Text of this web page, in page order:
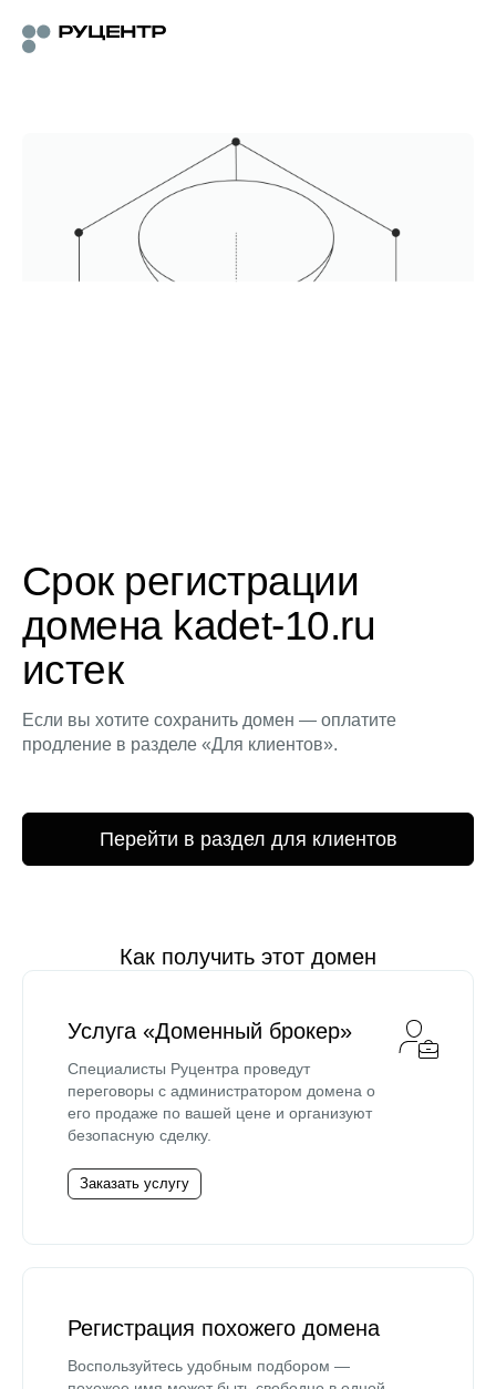
Срок регистрации
домена kadet-10.ru
истек
Если вы хотите сохранить домен — оплатите
продление в разделе «Для клиентов».
Перейти в раздел для клиентов
Как получить этот домен
Услуга «Доменный брокер»
Специалисты Руцентра проведут
переговоры с администратором домена о
его продаже по вашей цене и организуют
безопасную сделку.
Заказать услугу
Регистрация похожего домена
Воспользуйтесь удобным подбором —